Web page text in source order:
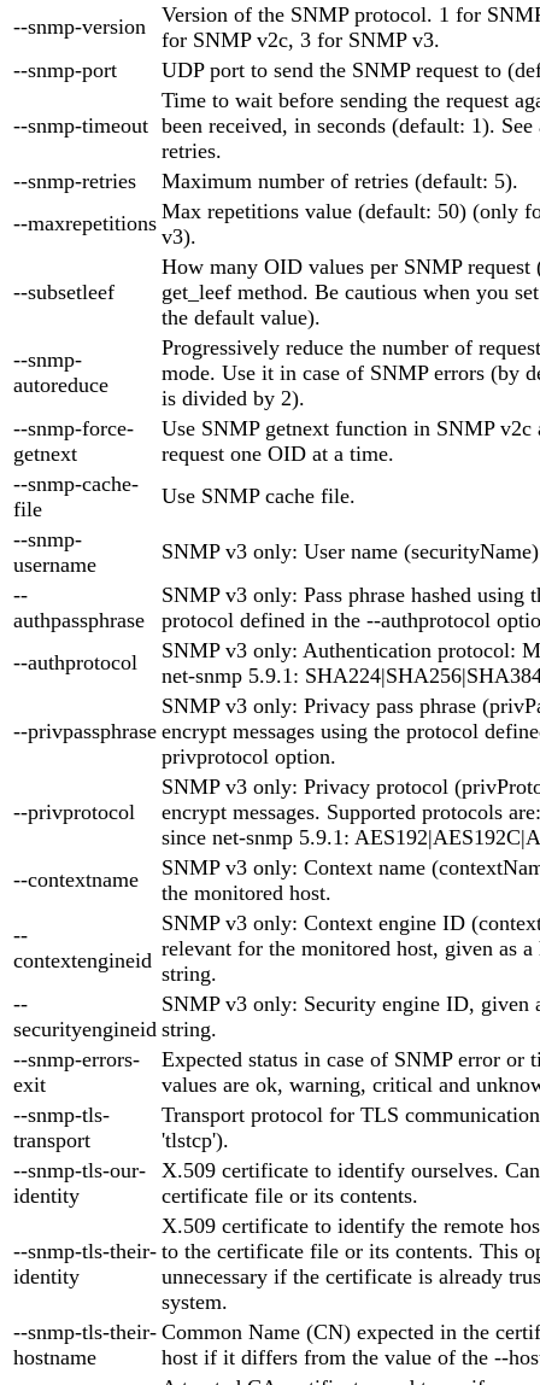
--snmp-version
Version of the SNMP protocol. 1 for
for SNMP v2c, 3 for SNMP v3.
--snmp-port
UDP port to send the SNMP request to
--snmp-timeout
Time to wait before sending the request
been received, in seconds (default: 1).
retries.
--snmp-retries
Maximum number of retries (default: 5).
--maxrepetitions Max repetitions value (default: 50) (only
v3).
--subsetleef
How many OID values per SNMP
get_leef method. Be cautious when you
the default value).
--snmp-
autoreduce
Progressively reduce the number of
mode. Use it in case of SNMP errors (by
is divided by 2).
--snmp-force-
getnext
Use SNMP getnext function in SNMP
request one OID at a time.
--snmp-cache-
file
Use SNMP cache file.
--snmp-
username
SNMP v3 only: User name
--
authpassphrase
SNMP v3 only: Pass phrase hashed using
protocol defined in the --authprotocol
--authprotocol
SNMP v3 only: Authentication protocol:
net-snmp 5.9.1:
--privpassphrase
SNMP v3 only: Privacy pass phrase
encrypt messages using the protocol
privprotocol option.
--privprotocol
SNMP v3 only: Privacy protocol
encrypt messages. Supported protocols
since net-snmp 5.9.1:
--contextname
SNMP v3 only: Context name
the monitored host.
--
contextengineid
SNMP v3 only: Context engine ID
relevant for the monitored host, given as a
string.
--
securityengineid
SNMP v3 only: Security engine ID, given
string.
--snmp-errors-
exit
Expected status in case of SNMP error or
values are ok, warning, critical and
--snmp-tls-
transport
Transport protocol for TLS
'tlstcp').
--snmp-tls-our-
identity
X.509 certificate to identify ourselves.
certificate file or its contents.
--snmp-tls-their-
identity
X.509 certificate to identify the remote
to the certificate file or its contents. This
unnecessary if the certificate is already
system.
--snmp-tls-their-
hostname
Common Name (CN) expected in the
host if it differs from the value of the --